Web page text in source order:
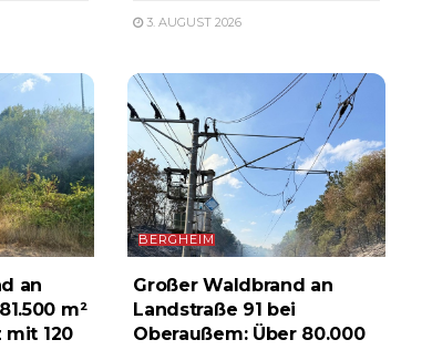
3. AUGUST 2026
an
m²
mit 120
BERGHEIM
Großer Waldbrand an
Landstraße 91 bei
Oberaußem: Über 80.000